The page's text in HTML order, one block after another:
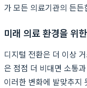
가 모든 의료기관의 든
미래 의료 환경을 위
디지털 전환은 더 이상
은 점점 더 비대면 소통
이러한 변화에 발맞추지